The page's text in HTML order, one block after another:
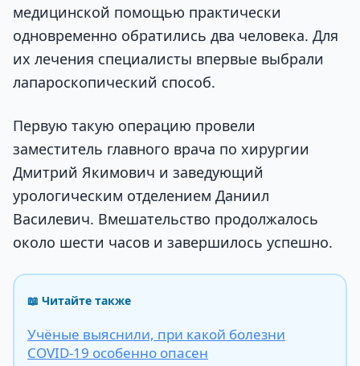
медицинской помощью практически
одновременно обратились два человека. Для
их лечения специалисты впервые выбрали
лапароскопический способ.
Первую такую операцию провели
заместитель главного врача по хирургии
Дмитрий Якимович и заведующий
урологическим отделением Даниил
Василевич. Вмешательство продолжалось
около шести часов и завершилось успешно.
📖 Читайте также
Учёные выяснили, при какой болезни
COVID-19 особенно опасен